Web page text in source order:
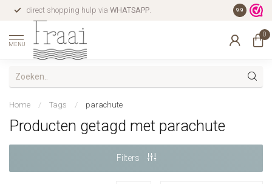
direct shopping hulp via WHATSAPP. gratis
9.9
MENU
0
Home / Tags / parachute
Producten getagd met parachute
Filters